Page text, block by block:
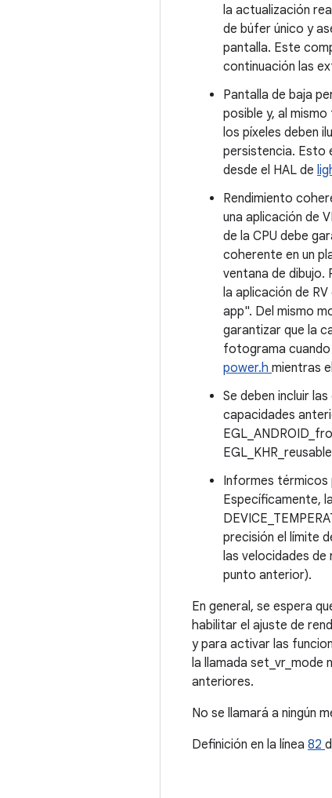
la actualización
de búfer único y
pantalla. Este
continuación las
Pantalla de baja
posible y, al
los píxeles deben
persistencia. Esto
desde el HAL de
Rendimiento
una aplicación de
de la CPU debe
coherente en un
ventana de dibujo.
la aplicación de
app". Del mismo
garantizar que la
fotograma cuando
power.h mientras
Se deben incluir
capacidades
Informes térmicos
Específicamente,
precisión el límite
las velocidades de
punto anterior).
En general, se espera
habilitar el ajuste de
y para activar las
la llamada set_vr_mode
anteriores.
No se llamará a ningún
Definición en la línea 82